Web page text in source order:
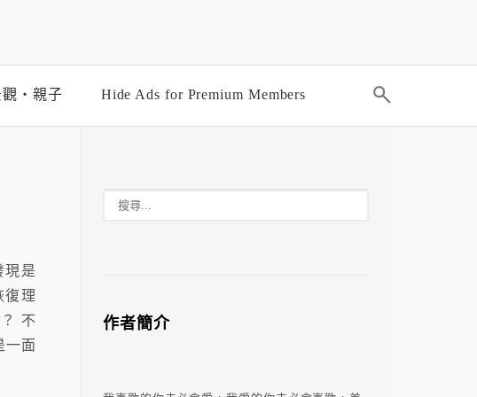
觀‧親子 Hide Ads for Premium Members
現是
復理
不
一面
作者簡介